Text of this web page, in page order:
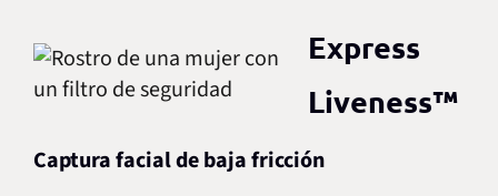
Express
Liveness™
Captura facial de baja fricción